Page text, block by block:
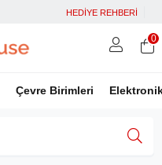
HEDİYE REHBERİ
Çevre Birimleri
0